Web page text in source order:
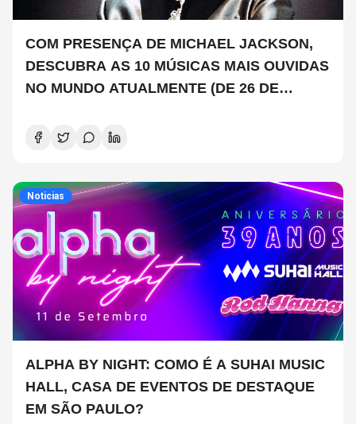
COM PRESENÇA DE MICHAEL JACKSON,
DESCUBRA AS 10 MÚSICAS MAIS OUVIDAS
NO MUNDO ATUALMENTE (DE 26 DE
Noticias
ALPHA BY NIGHT: COMO É A SUHAI MUSIC
HALL, CASA DE EVENTOS DE DESTAQUE
EM SÃO PAULO?